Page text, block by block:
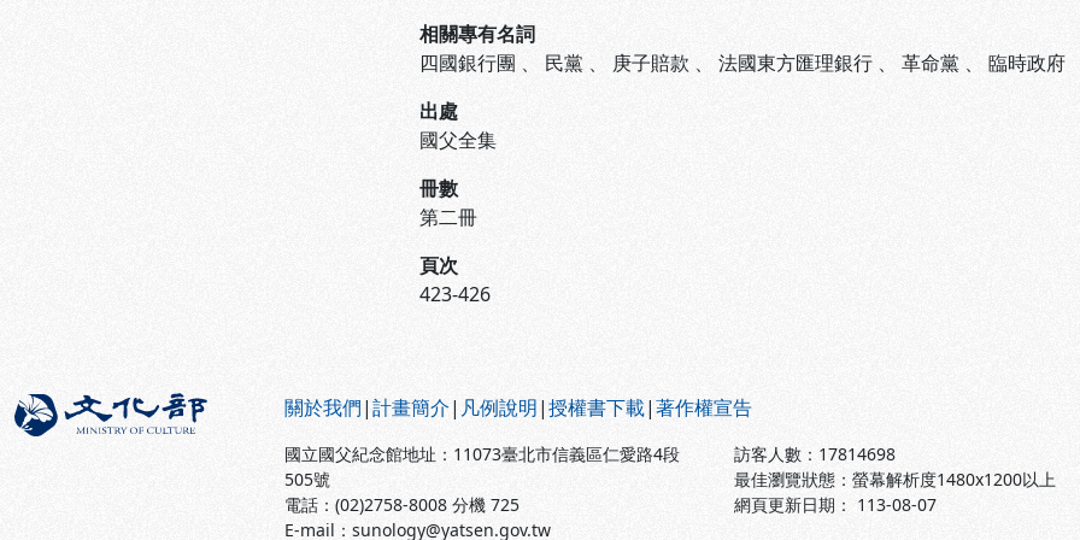
相關專有名詞
四國銀行團 、 民黨 、 庚子賠款 、 法國東方匯理銀行 、 革命黨 、 臨時政府
出處
國父全集
冊數
第二冊
頁次
423-426
關於我們|計畫簡介| 凡例說明|授權書下載|著作權宣告
國立國父紀念館地址：11073臺北市信義區仁愛路4段
505號
電話：(02)2758-8008 分機 725
E-mail：sunology@yatsen.gov.tw
訪客人數： 17814698
最佳瀏覽狀態：螢幕解析度1480x1200以上
網頁更新日期： 113-08-07